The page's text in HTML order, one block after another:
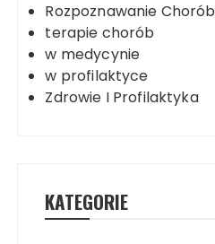
Rozpoznawanie Chorób
terapie chorób
w medycynie
w profilaktyce
Zdrowie I Profilaktyka
KATEGORIE